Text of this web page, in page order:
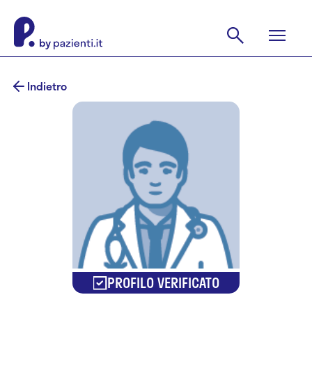
Indietro
PROFILO VERIFICATO